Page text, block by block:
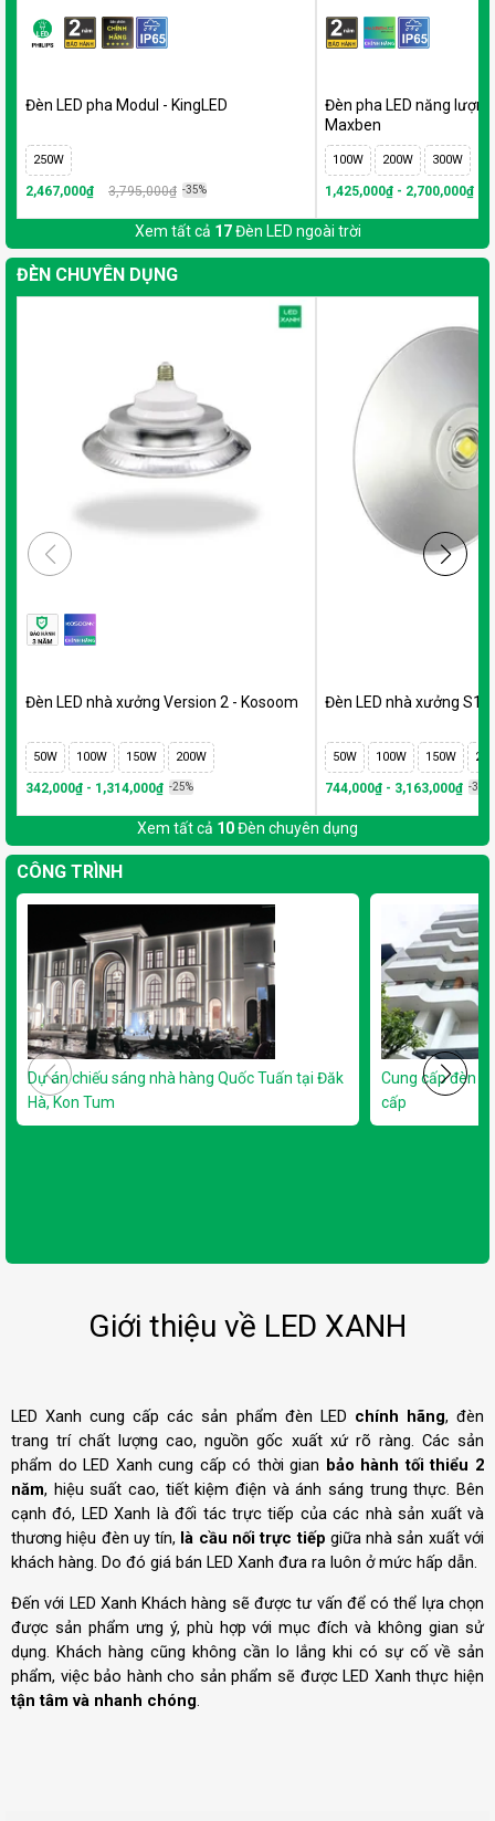
Đèn LED pha Modul - KingLED
250W
2,467,000₫ 3,795,000₫ -35%
Đèn pha LED năng
Maxben
100W 200W 300W
1,425,000₫ - 2,700,000₫
Xem tất cả 17Đèn LED ngoài trời
ĐÈN CHUYÊN DỤNG
Đèn LED nhà xưởng Version 2 - Kosoom
50W 100W 150W 200W
342,000₫ - 1,314,000₫ -25%
Đèn LED nhà xưởng S1
50W 100W 150W
744,000₫ - 3,163,000₫ -35%
Xem tất cả 10Đèn chuyên dụng
CÔNG TRÌNH
Dự án chiếu sáng nhà hàng Quốc Tuấn tại Đăk
Hà, Kon Tum
Cung cấp đèn
cấp
Giới thiệu về LED XANH
LED Xanh cung cấp các sản phẩm đèn LED chính hãng, đèn
trang trí chất lượng cao, nguồn gốc xuất xứ rõ ràng. Các sản
phẩm do LED Xanh cung cấp có thời gian bảo hành tối thiểu 2
năm, hiệu suất cao, tiết kiệm điện và ánh sáng trung thực. Bên
cạnh đó, LED Xanh là đối tác trực tiếp của các nhà sản xuất và
thương hiệu đèn uy tín, là cầu nối trực tiếp giữa nhà sản xuất với
khách hàng. Do đó giá bán LED Xanh đưa ra luôn ở mức hấp dẫn.
Đến với LED Xanh Khách hàng sẽ được tư vấn để có thể lựa chọn
được sản phẩm ưng ý, phù hợp với mục đích và không gian sử
dụng. Khách hàng cũng không cần lo lắng khi có sự cố về sản
phẩm, việc bảo hành cho sản phẩm sẽ được LED Xanh thực hiện
tận tâm và nhanh chóng.